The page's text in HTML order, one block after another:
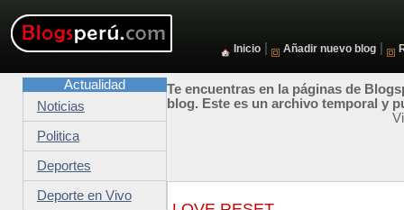
Inicio Añadir nuevo blog
Te encuentras en la páginas de
blog. Este es un archivo temporal y
Actualidad
Noticias
Politica
Deportes
Deporte en Vivo